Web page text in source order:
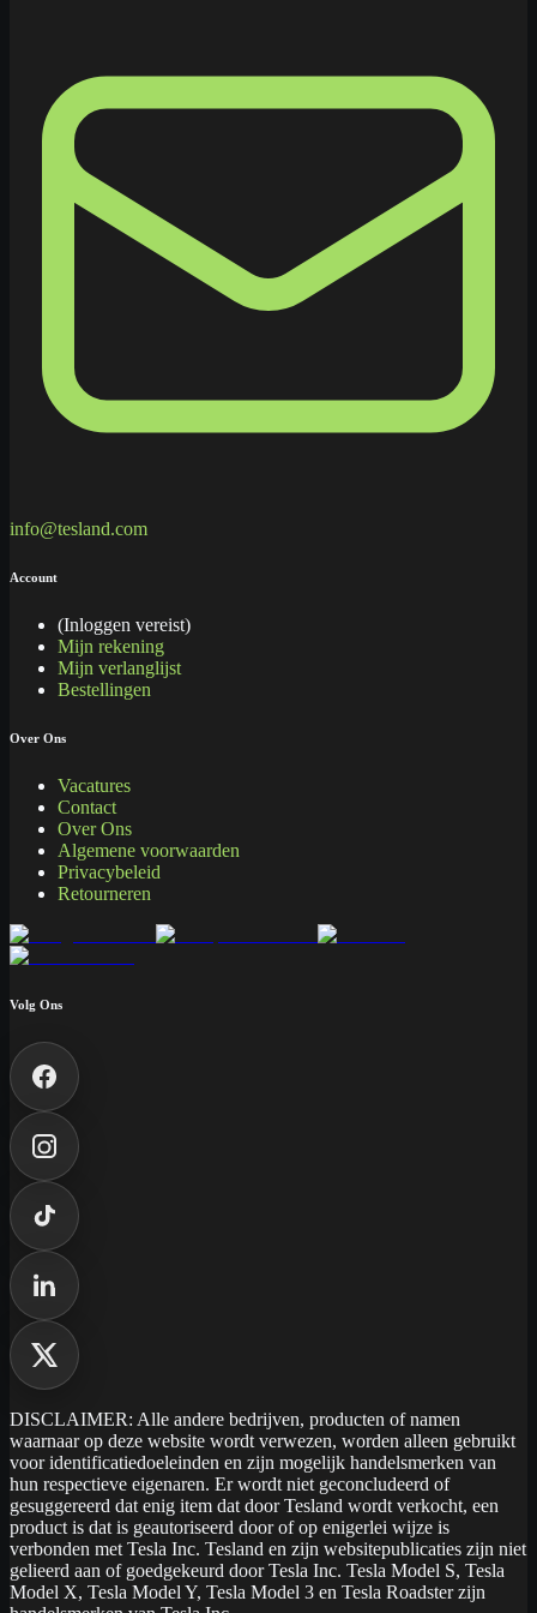
info@tesland.com
Account
(Inloggen vereist)
Mijn rekening
Mijn verlanglijst
Bestellingen
Over Ons
Vacatures
Contact
Over Ons
Algemene voorwaarden
Privacybeleid
Retourneren
Volg Ons
DISCLAIMER: Alle andere bedrijven, producten of namen
waarnaar op deze website wordt verwezen, worden alleen gebruikt
voor identificatiedoeleinden en zijn mogelijk handelsmerken van
hun respectieve eigenaren. Er wordt niet geconcludeerd of
gesuggereerd dat enig item dat door Tesland wordt verkocht, een
product is dat is geautoriseerd door of op enigerlei wijze is
verbonden met Tesla Inc. Tesland en zijn websitepublicaties zijn niet
gelieerd aan of goedgekeurd door Tesla Inc. Tesla Model S, Tesla
Model X, Tesla Model Y, Tesla Model 3 en Tesla Roadster zijn